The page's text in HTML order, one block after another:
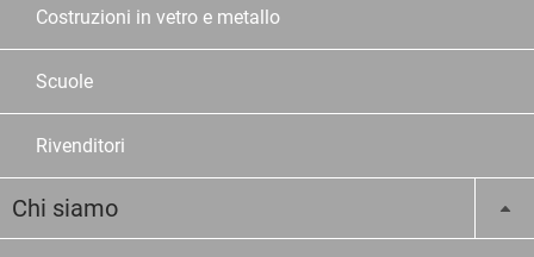
Costruzioni in vetro e metallo
Scuole
Rivenditori
Chi siamo